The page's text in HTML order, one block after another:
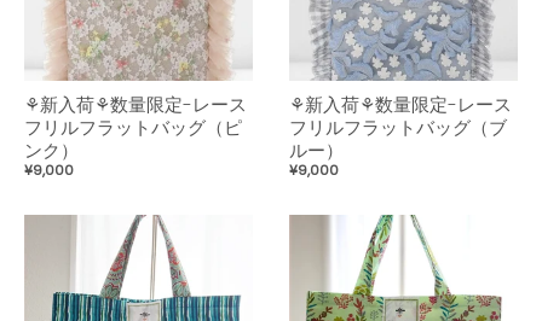
⚘新入荷⚘数量限定-レース
フリルフラットバッグ（ピ
ンク）
¥9,000
⚘新入荷⚘数量限定-レース
フリルフラットバッグ（ブ
ルー）
¥9,000